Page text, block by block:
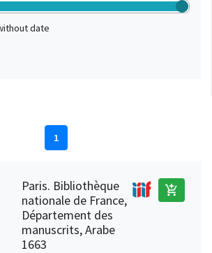
date
1
Paris. Bibliothèque
nationale de France,
Département des
manuscrits, Arabe
1663
add_shopping_cart